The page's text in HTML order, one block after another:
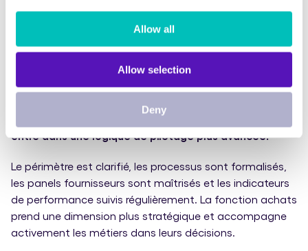
Allow all
Allow selection
Deny
Évaluer la maturité
Piloter
Lorsque ces fondations sont en place, l’organisation
entre dans une logique de pilotage plus avancée.
Le périmètre est clarifié, les processus sont formalisés,
les panels fournisseurs sont maîtrisés et les indicateurs
de performance suivis régulièrement. La fonction achats
prend une dimension plus stratégique et accompagne
activement les métiers dans leurs décisions.